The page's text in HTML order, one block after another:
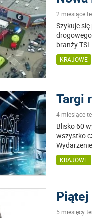
2 miesiące
Szykuje
branży
KRAJOWE
Targi
4 miesiące
Blisko 60
wszystko
KRAJOWE
5 miesięcy